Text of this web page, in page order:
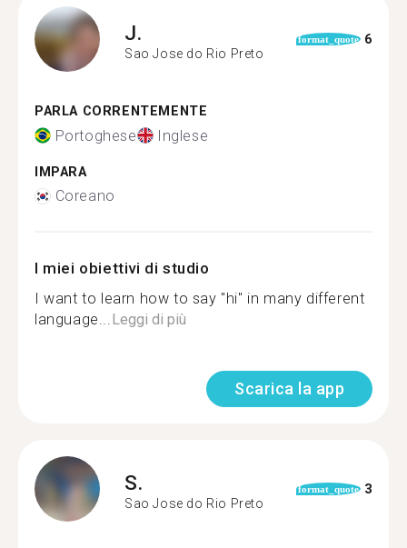
J.
Sao Jose do Rio Preto
format_quote 6
PARLA CORRENTEMENTE
Portoghese Inglese
IMPARA
Coreano
I miei obiettivi di studio
I want to learn how to say "hi" in many different
language...Leggi di più
Scarica la app
S.
Sao Jose do Rio Preto
format_quote 3